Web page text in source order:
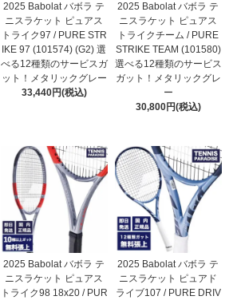
2025 Babolat バボラ テ
ニスラケット ピュアス
トライク97 / PURE STR
IKE 97 (101574) (G2) 選
べる12種類のサービスガ
ット！メタリックグレー
33,440円(税込)
2025 Babolat バボラ テ
ニスラケット ピュアス
トライクチーム / PURE
STRIKE TEAM (101580)
選べる12種類のサービス
ガット！メタリックグレ
ー
30,800円(税込)
2025 Babolat バボラ テ
ニスラケット ピュアス
トライク98 18x20 / PUR
2025 Babolat バボラ テ
ニスラケット ピュアド
ライブ107 / PURE DRIV